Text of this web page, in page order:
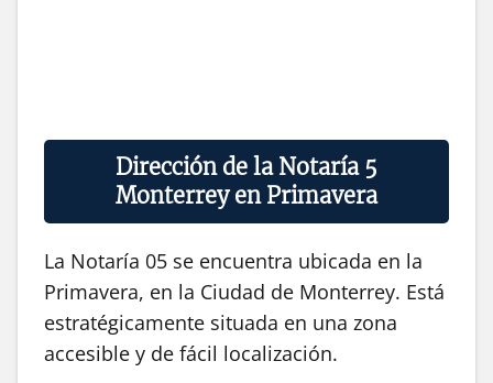
Dirección de la Notaría 5
Monterrey en Primavera
La Notaría 05 se encuentra ubicada en la
Primavera, en la Ciudad de Monterrey. Está
estratégicamente situada en una zona
accesible y de fácil localización.